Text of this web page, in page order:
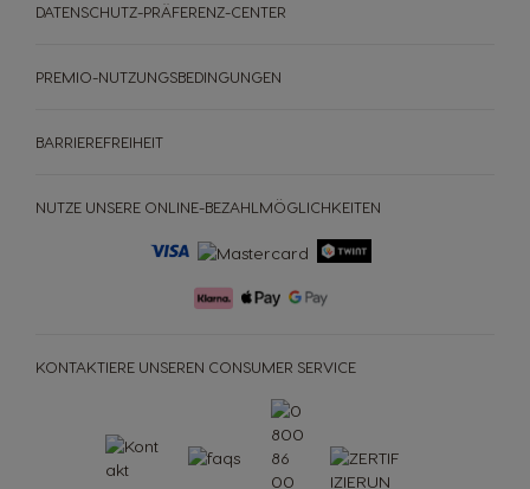
GETRÄNKE
MASCHINEN
ACCESSOIRES
NUTZE UNSERE ONLINE-BEZAHLMÖGLICHKEITEN
KONTAKTIERE UNSEREN CONSUMER SERVICE
DATENSCHUTZ-PRÄFERENZ-CENTER
PREMIO-NUTZUNGSBEDINGUNGEN
BARRIEREFREIHEIT